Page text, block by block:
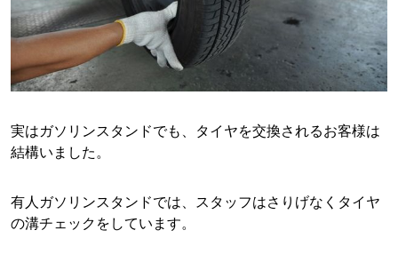
実はガソリンスタンドでも、タイヤを交換されるお客様は
結構いました。
有人ガソリンスタンドでは、スタッフはさりげなくタイヤ
の溝チェックをしています。